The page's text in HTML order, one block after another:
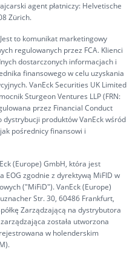
agent płatniczy: Helvetische
Zürich.
to komunikat marketingowy
regulowanych przez FCA. Klienci
dostarczonych informacjach i
finansowego w celu uzyskania
VanEck Securities UK Limited
Sturgeon Ventures LLP (FRN:
przez Financial Conduct
produktów VanEck wśród
pośrednicy finansowi i
(Europe) GmbH, która jest
zgodnie z dyrektywą MiFID w
("MiFiD"). VanEck (Europe)
Str. 30, 60486 Frankfurt,
Zarządzającą na dystrybutora
została utworzona
w holenderskim